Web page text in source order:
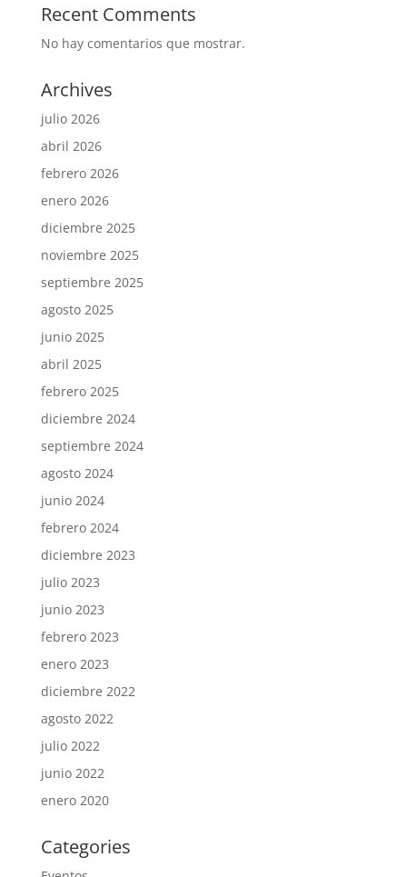
Recent Comments
No hay comentarios que mostrar.
Archives
julio 2026
abril 2026
febrero 2026
enero 2026
diciembre 2025
noviembre 2025
septiembre 2025
agosto 2025
junio 2025
abril 2025
febrero 2025
diciembre 2024
septiembre 2024
agosto 2024
junio 2024
febrero 2024
diciembre 2023
julio 2023
junio 2023
febrero 2023
enero 2023
diciembre 2022
agosto 2022
julio 2022
junio 2022
enero 2020
Categories